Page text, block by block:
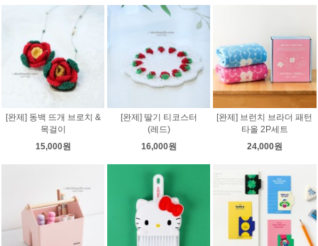
[완제] 동백 뜨개 브로치 &
목걸이
15,000원
[완제] 딸기 티코스터
(레드)
16,000원
[완제] 브런치 브라더 패턴
타올 2P세트
24,000원